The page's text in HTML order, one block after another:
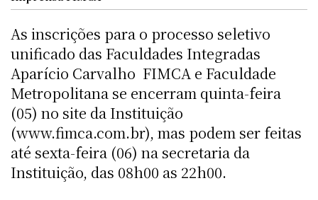
As inscrições para o processo seletivo
unificado das Faculdades Integradas
Aparício Carvalho  FIMCA e Faculdade
Metropolitana se encerram quinta-feira
(05) no site da Instituição
(www.fimca.com.br), mas podem ser feitas
até sexta-feira (06) na secretaria da
Instituição, das 08h00 as 22h00.